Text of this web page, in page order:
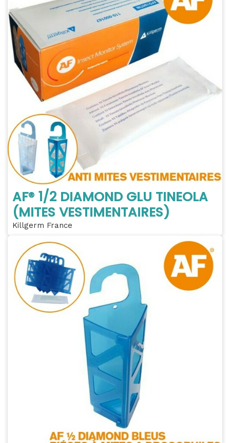
AF® 1/2 DIAMOND GLU TINEOLA
(MITES VESTIMENTAIRES)
Killgerm France